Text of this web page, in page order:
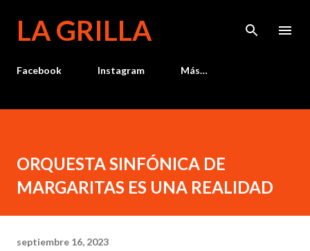
LA GRILLA
Facebook Instagram Más…
ORQUESTA SINFÓNICA DE
MARGARITAS ES UNA REALIDAD
septiembre 16, 2023